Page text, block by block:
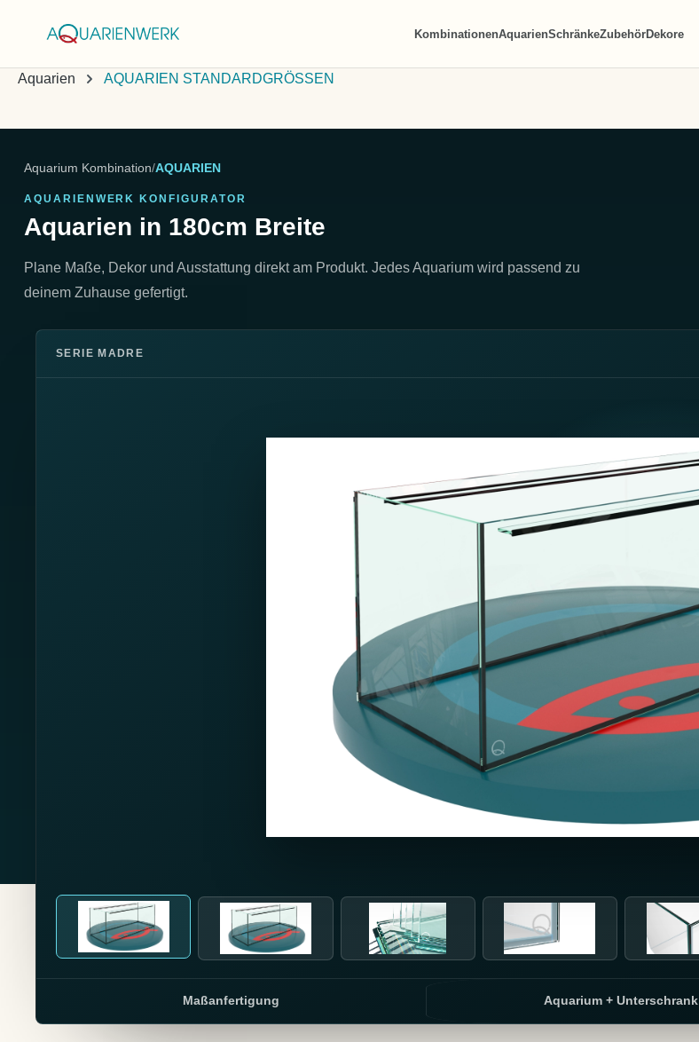
KombinationenAquarienSchränkeZubehörDekore
Aquarien AQUARIEN STANDARDGRÖSSEN
Aquarium Kombination/AQUARIEN
AQUARIENWERK KONFIGURATOR
Aquarien in 180cm Breite
Plane Maße, Dekor und Ausstattung direkt am Produkt. Jedes Aquarium wird passend zu
deinem Zuhause gefertigt.
SERIE MADRE
Maßanfertigung Aquarium + Unterschrank